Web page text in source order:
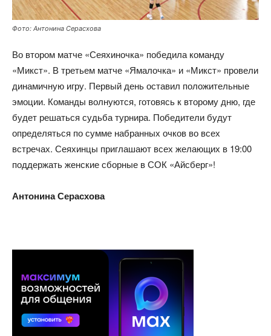
Фото: Антонина Серасхова
Во втором матче «Сеяхиночка» победила команду
«Микст». В третьем матче «Ямалочка» и «Микст» провели
динамичную игру. Первый день оставил положительные
эмоции. Команды волнуются, готовясь к второму дню, где
будет решаться судьба турнира. Победители будут
определяться по сумме набранных очков во всех
встречах. Сеяхинцы приглашают всех желающих в 19:00
поддержать женские сборные в СОК «Айсберг»!
Антонина Серасхова